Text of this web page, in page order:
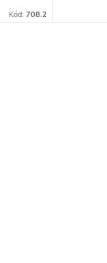
Kód: 708.2